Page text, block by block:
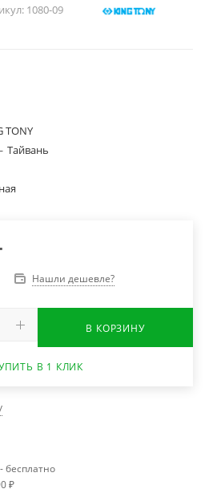
1080-09
TONY
Тайвань
Нашли дешевле?
В КОРЗИНУ
В 1 КЛИК
бесплатно
₽